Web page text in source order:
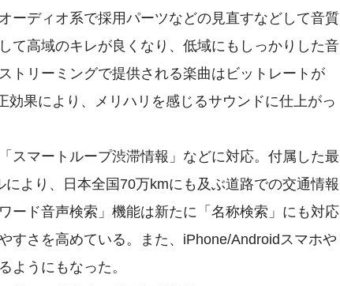
ーディオ系で採用パーツなどの見直すなどして音質
て高域のキレが良くなり、低域にもしっかりした音
トリーミングで提供される楽曲はビットレートが
果により、メリハリを感じるサウンドに仕上がっ
スマートループ渋滞情報」などに対応。付属した最
より、日本全国70万kmにも及ぶ道路での交通情報
ード音声検索」機能は新たに「名称検索」にも対応
すさを高めている。また、iPhone/Androidスマホや
ようにもなった。